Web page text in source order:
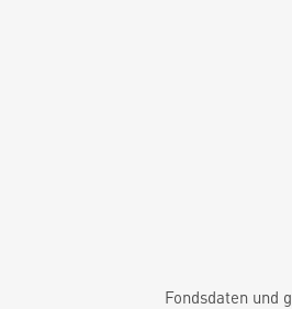
Fondsdaten und